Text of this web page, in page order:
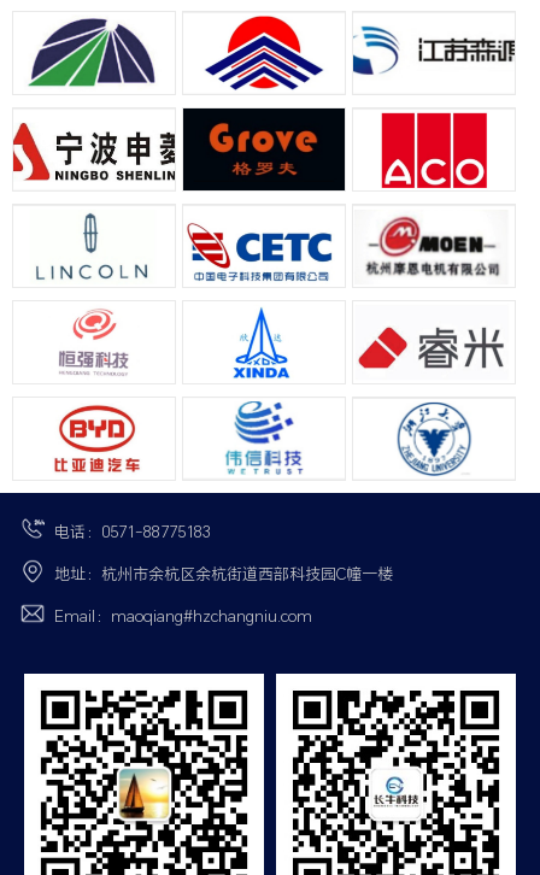
电话：0571-88775183
地址：杭州市余杭区余杭街道西部科技园C幢一楼
Email：maoqiang#hzchangniu.com